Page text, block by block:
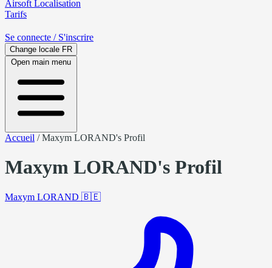
Airsoft Localisation
Tarifs
Se connecte / S'inscrire
Change locale FR
Open main menu
Accueil /Maxym LORAND's Profil
Maxym LORAND's Profil
Maxym LORAND 🇧🇪